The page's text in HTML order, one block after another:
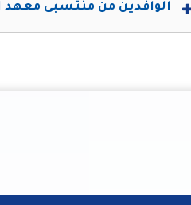
الوافدين من منتسبى معهد